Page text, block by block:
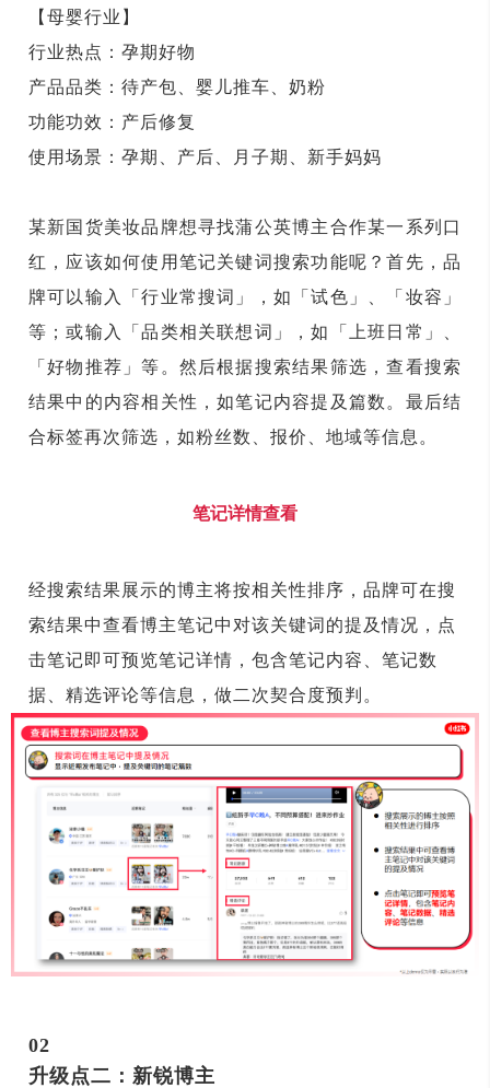
【母婴行业】
行业热点：孕期好物
产品品类：待产包、婴儿推车、奶粉
功能功效：产后修复
使用场景：孕期、产后、月子期、新手妈妈
某新国货美妆品牌想寻找蒲公英博主合作某一系列口
红，应该如何使用笔记关键词搜索功能呢？首先，品
牌可以输入「行业常搜词」，如「试色」、「妆容」
等；或输入「品类相关联想词」，如「上班日常」、
「好物推荐」等。然后根据搜索结果筛选，查看搜索
结果中的内容相关性，如笔记内容提及篇数。最后结
合标签再次筛选，如粉丝数、报价、地域等信息。
笔记详情查看
经搜索结果展示的博主将按相关性排序，品牌可在搜
索结果中查看博主笔记中对该关键词的提及情况，点
击笔记即可预览笔记详情，包含笔记内容、笔记数
据、精选评论等信息，做二次契合度预判。
02
升级点二：新锐博主